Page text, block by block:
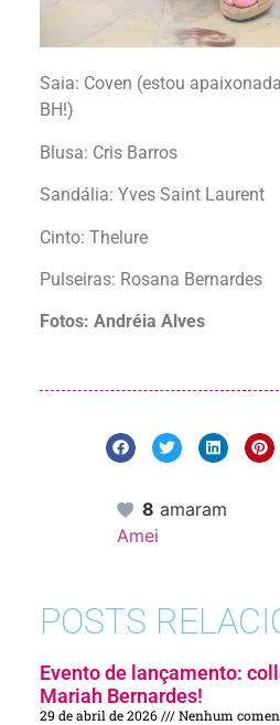
Saia: Coven (estou
BH!)
Blusa: Cris Barros
Sandália: Yves Saint Laurent
Cinto: Thelure
Pulseiras: Rosana Bernardes
Fotos: Andréia Alves
8 amaram
Amei
POSTS
Evento de lançamento:
Mariah Bernardes!
29 de abril de 2026 Nenhum